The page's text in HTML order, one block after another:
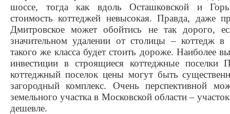
шоссе, тогда как вдоль Осташковской и
стоимость коттеджей невысокая. Правда, даже
Дмитровское может обойтись не так дорого,
значительном удалении от столицы – коттедж
такого же класса будет стоить дороже. Наиболее
инвестиции в строящиеся коттеджные
коттеджный поселок цены могут быть
загородный комплекс. Очень перспективной
земельного участка в Московской области –
дешевле.